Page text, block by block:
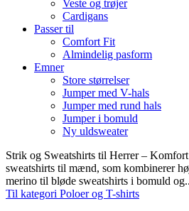
Veste og trøjer
Cardigans
Passer til
Comfort Fit
Almindelig pasform
Emner
Store størrelser
Jumper med V-hals
Jumper med rund hals
Jumper i bomuld
Ny uldsweater
Strik og Sweatshirts til Herrer –
sweatshirts til mænd, som kombinerer
merino til bløde sweatshirts i bomuld
Til kategori Poloer og T-shirts